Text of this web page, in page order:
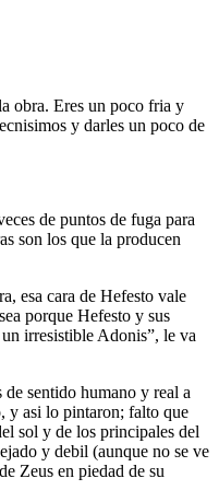
obra. Eres un poco fria y
y darles un poco de
de puntos de fuga para
son los que la producen
esa cara de Hefesto vale
porque Hefesto y sus
irresistible Adonis”, le va
de sentido humano y real a
y asi lo pintaron; falto que
sol y de los principales del
y debil (aunque no se ve
Zeus en piedad de su